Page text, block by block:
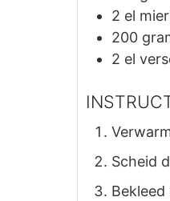
2 el
200
2 el
Scheid